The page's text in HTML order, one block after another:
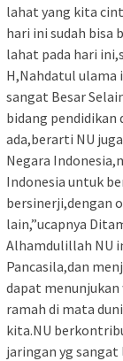
lahat yang kita
hari ini sudah bisa
lahat pada hari
H,Nahdatul ulama
sangat Besar
bidang pendidikan
ada,berarti NU
Negara
Indonesia untuk
bersinerji,dengan
lain,”ucapnya
Alhamdulillah NU
Pancasila,dan
dapat menunjukan
ramah di mata
kita.NU
jaringan yg sangat